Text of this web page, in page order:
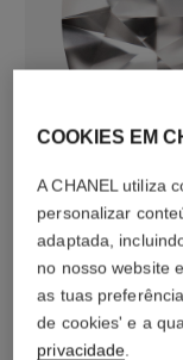
diamantes
31 diamantes de
0,97 quilate
incluindo um
0,30 quilate com
As
COOKIES EM
A CHANEL utiliza
personalizar
adaptada,
no nosso website
as tuas
de cookies' e a
privacidade